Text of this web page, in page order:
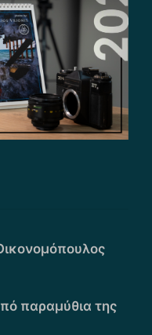
παραμύθια της